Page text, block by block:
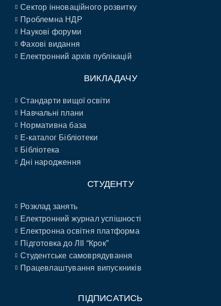
Сектор інноваційного розвитку
Проблемна НДР
Наукові форуми
Фахові видання
Електронний архів публікацій
ВИКЛАДАЧУ
Стандарти вищої освіти
Навчальні плани
Нормативна база
E-каталог Бібліотеки
Бібліотека
Дні народження
СТУДЕНТУ
Розклад занять
Електронний журнал успішності
Електронна освітня платформа
Підготовка до ЛІІ “Крок”
Студентське самоврядування
Працевлаштування випускників
ПІДПИСАТИСЬ